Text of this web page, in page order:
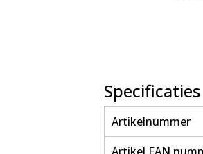
Specificaties
Artikelnummer